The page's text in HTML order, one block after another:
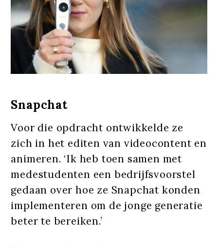
Snapchat
Voor die opdracht ontwikkelde ze
zich in het editen van videocontent en
animeren. ‘Ik heb toen samen met
medestudenten een bedrijfsvoorstel
gedaan over hoe ze Snapchat konden
implementeren om de jonge generatie
beter te bereiken.’